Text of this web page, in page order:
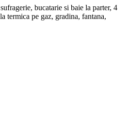
bucatarie si baie la parter, 4
termica pe gaz, gradina, fantana,